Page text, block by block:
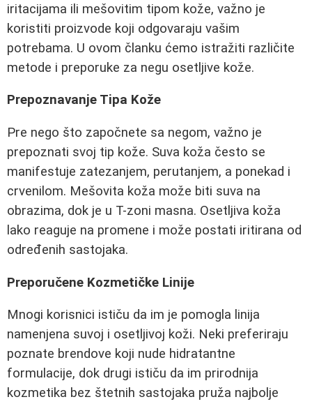
iritacijama ili mešovitim tipom kože, važno je
koristiti proizvode koji odgovaraju vašim
potrebama. U ovom članku ćemo istražiti različite
metode i preporuke za negu osetljive kože.
Prepoznavanje Tipa Kože
Pre nego što započnete sa negom, važno je
prepoznati svoj tip kože. Suva koža često se
manifestuje zatezanjem, perutanjem, a ponekad i
crvenilom. Mešovita koža može biti suva na
obrazima, dok je u T-zoni masna. Osetljiva koža
lako reaguje na promene i može postati iritirana od
određenih sastojaka.
Preporučene Kozmetičke Linije
Mnogi korisnici ističu da im je pomogla linija
namenjena suvoj i osetljivoj koži. Neki preferiraju
poznate brendove koji nude hidratantne
formulacije, dok drugi ističu da im prirodnija
kozmetika bez štetnih sastojaka pruža najbolje